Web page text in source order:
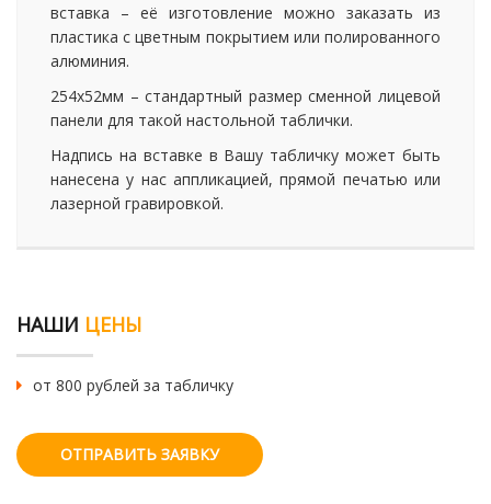
вставка – её изготовление можно заказать из
пластика с цветным покрытием или полированного
алюминия.
254х52мм – стандартный размер сменной лицевой
панели для такой настольной таблички.
Надпись на вставке в Вашу табличку может быть
нанесена у нас аппликацией, прямой печатью или
лазерной гравировкой.
НАШИ ЦЕНЫ
от 800 рублей за табличку
ОТПРАВИТЬ ЗАЯВКУ